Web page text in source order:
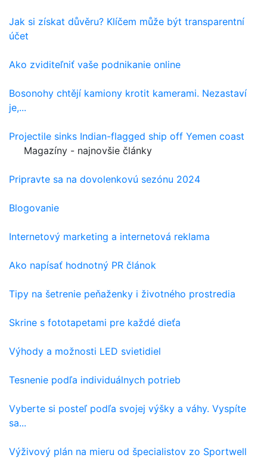
Jak si získat důvěru? Klíčem může být transparentní
účet
Ako zviditeľniť vaše podnikanie online
Bosonohy chtějí kamiony krotit kamerami. Nezastaví
je,...
Projectile sinks Indian-flagged ship off Yemen coast
Magazíny - najnovšie články
Pripravte sa na dovolenkovú sezónu 2024
Blogovanie
Internetový marketing a internetová reklama
Ako napísať hodnotný PR článok
Tipy na šetrenie peňaženky i životného prostredia
Skrine s fototapetami pre každé dieťa
Výhody a možnosti LED svietidiel
Tesnenie podľa individuálnych potrieb
Vyberte si posteľ podľa svojej výšky a váhy. Vyspíte
sa...
Výživový plán na mieru od špecialistov zo Sportwell